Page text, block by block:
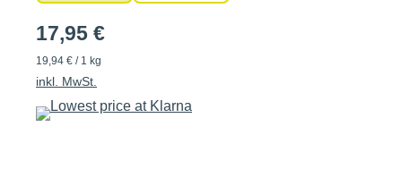
17,95 €
19,94 € / 1 kg
inkl. MwSt.